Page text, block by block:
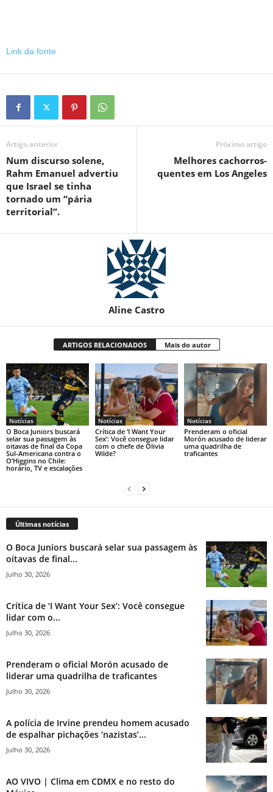
Link da fonte
Artigo anterior
Num discurso solene,
Rahm Emanuel advertiu
que Israel se tinha
tornado um “pária
territorial”.
Próximo artigo
Melhores cachorros-
quentes em Los Angeles
Aline Castro
ARTIGOS RELACIONADOS Mais do autor
Notícias
O Boca Juniors buscará
selar sua passagem às
oitavas de final da Copa
Sul-Americana contra o
O’Higgins no Chile:
horário, TV e escalações
Notícias
Crítica de ‘I Want Your
Sex’: Você consegue lidar
com o chefe de Olivia
Wilde?
Notícias
Prenderam o oficial
Morón acusado de liderar
uma quadrilha de
traficantes
Últimas notícias
O Boca Juniors buscará selar sua passagem às
oitavas de final...
Julho 30, 2026
Crítica de ‘I Want Your Sex’: Você consegue
lidar com o...
Julho 30, 2026
Prenderam o oficial Morón acusado de
liderar uma quadrilha de traficantes
Julho 30, 2026
A polícia de Irvine prendeu homem acusado
de espalhar pichações ‘nazistas’...
Julho 30, 2026
AO VIVO | Clima em CDMX e no resto do